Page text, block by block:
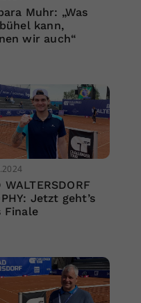
Muhr: „Was
kann,
wir auch“
WALTERSDORF
Jetzt geht’s
Finale